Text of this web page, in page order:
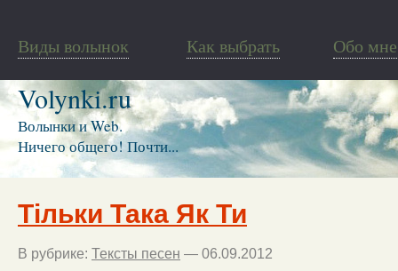
Виды волынок Как выбрать Обо мне
Volynki.ru
Волынки и Web.
Ничего общего! Почти...
Тільки Така Як Ти
В рубрике: Тексты песен — 06.09.2012